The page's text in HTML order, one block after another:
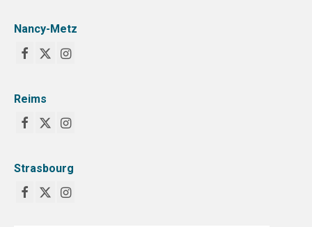
REIMS
AFFICHES
PALMARÈS
Nancy-Metz
Reims
Strasbourg